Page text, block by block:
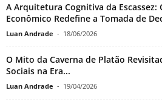
A Arquitetura Cognitiva da Escassez:
Econômico Redefine a Tomada de
Luan Andrade - 18/06/2026
O Mito da Caverna de Platão
Sociais na Era...
Luan Andrade - 19/04/2026